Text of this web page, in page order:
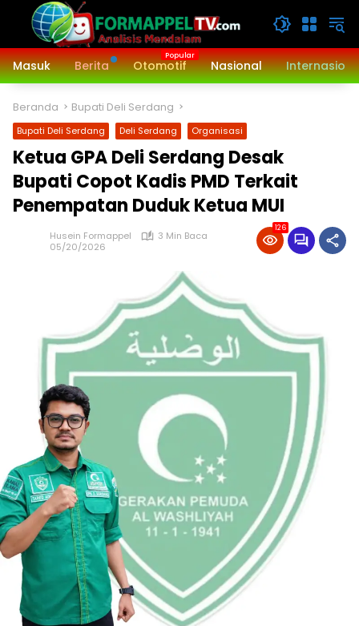
Langsung
konten
Masuk
Berita Otomotif Nasional
Beranda Bupati Deli Serdang
Bupati Deli Serdang Deli Serdang Organisasi
Ketua GPA Deli Serdang Desak
Bupati Copot Kadis PMD Terkait
Penempatan Duduk Ketua MUI
Husein Formappel
3 Min Baca
05/20/2026
126